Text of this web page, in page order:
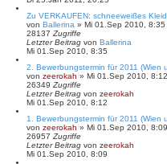
Zu VERKAUFEN: schneeweißes Kleid
von Ballerina » Mi 01.Sep 2010, 8:35
28137 Zugriffe
Letzter Beitrag von Ballerina
Mi 01.Sep 2010, 8:35
2. Bewerbungstermin für 2011 (Wien
von zeerokah » Mi 01.Sep 2010, 8:12
26349 Zugriffe
Letzter Beitrag von zeerokah
Mi 01.Sep 2010, 8:12
1. Bewerbungstermin für 2011 (Wien
von zeerokah » Mi 01.Sep 2010, 8:09
26957 Zugriffe
Letzter Beitrag von zeerokah
Mi 01.Sep 2010, 8:09